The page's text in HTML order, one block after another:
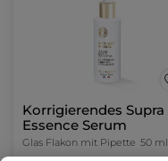
Korrigierendes Supra
Essence Serum
Glas Flakon mit Pipette 50 ml